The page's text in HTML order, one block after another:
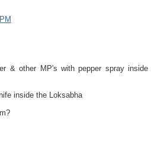
& other MP's with pepper spray
inside the Loksabha